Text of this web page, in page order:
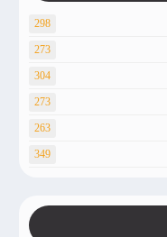
298
273
304
273
263
349